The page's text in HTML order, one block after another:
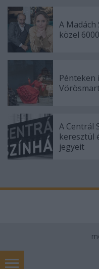
A
közel
Pénteken
A Centrál
keresztül
jegyeit